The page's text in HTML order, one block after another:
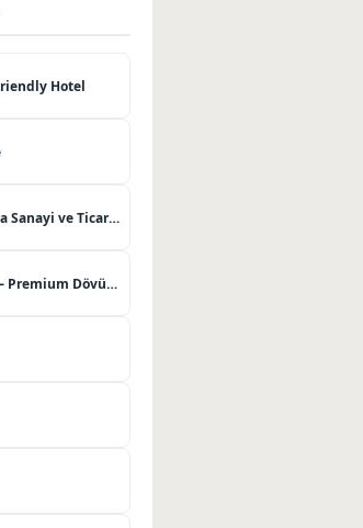
Hotel
Tuva Savunma Sanayi ve Ticaret Limited Şirketi
Fight & Flow – Premium Dövüş Sanatları ve Pilates Merkezi